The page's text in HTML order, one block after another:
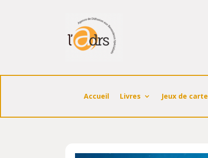
Accueil Livres Jeux de carte